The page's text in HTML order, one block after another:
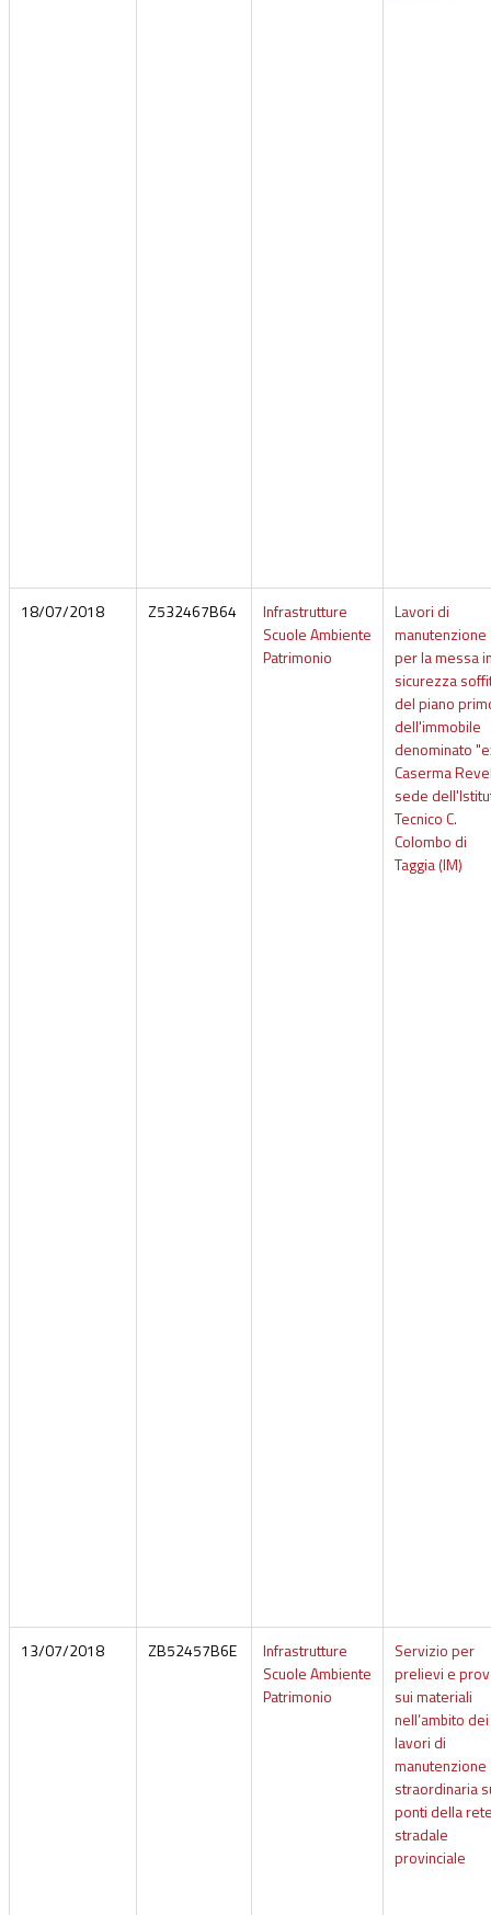
18/07/2018 Z532467B64
Infrastrutture
Scuole Ambiente
Patrimonio
Lavori di
manutenzione
per la messa
sicurezza
del piano
dell'immobile
denominato
Caserma
sede
Tecnico C.
Colombo di
Taggia (IM)
13/07/2018 ZB52457B6E
Infrastrutture
Scuole Ambiente
Patrimonio
Servizio per
prelievi e
sui materiali
nell’ambito dei
lavori di
manutenzione
straordinaria
ponti della
stradale
provinciale